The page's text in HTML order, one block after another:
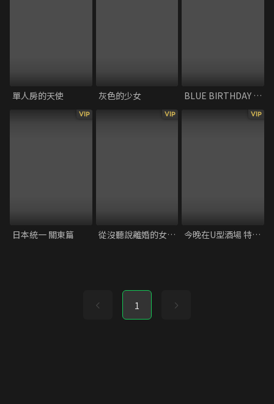
單人房的天使 灰色的少女 BLUE BIRTHDAY -最棒的生日-
VIP
日本統一 關東篇
VIP
從沒聽說離婚的女人會受歡迎
VIP
今晚在U型酒場 特別篇
1